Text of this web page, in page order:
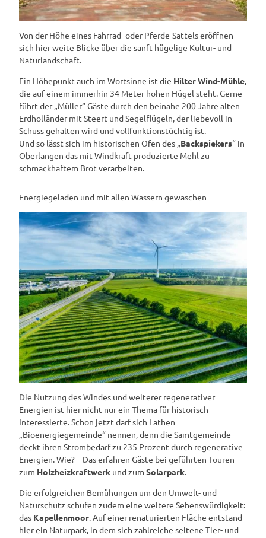
Von der Höhe eines Fahrrad- oder Pferde-Sattels eröffnen
sich hier weite Blicke über die sanft hügelige Kultur- und
Naturlandschaft.
Ein Höhepunkt auch im Wortsinne ist die Hilter Wind-Mühle,
die auf einem immerhin 34 Meter hohen Hügel steht. Gerne
führt der „Müller“ Gäste durch den beinahe 200 Jahre alten
Erdholländer mit Steert und Segelflügeln, der liebevoll in
Schuss gehalten wird und vollfunktionstüchtig ist.
Und so lässt sich im historischen Ofen des „Backspiekers“ in
Oberlangen das mit Windkraft produzierte Mehl zu
schmackhaftem Brot verarbeiten.
Energiegeladen und mit allen Wassern gewaschen
Die Nutzung des Windes und weiterer regenerativer
Energien ist hier nicht nur ein Thema für historisch
Interessierte. Schon jetzt darf sich Lathen
„Bioenergiegemeinde“ nennen, denn die Samtgemeinde
deckt ihren Strombedarf zu 235 Prozent durch regenerative
Energien. Wie? – Das erfahren Gäste bei geführten Touren
zum Holzheizkraftwerk und zum Solarpark.
Die erfolgreichen Bemühungen um den Umwelt- und
Naturschutz schufen zudem eine weitere Sehenswürdigkeit:
das Kapellenmoor. Auf einer renaturierten Fläche entstand
hier ein Naturpark, in dem sich zahlreiche seltene Tier- und